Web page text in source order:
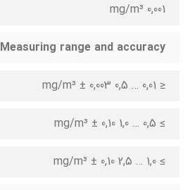
0,001 mg/m³
Measuring range and accuracy
≤ 0,01 … 0,5 mg/m³ ± 0,003
≥ 0,5 … 1,0 mg/m³ ± 0,10
≥ 1,0 … 2,5 mg/m³ ± 0,10